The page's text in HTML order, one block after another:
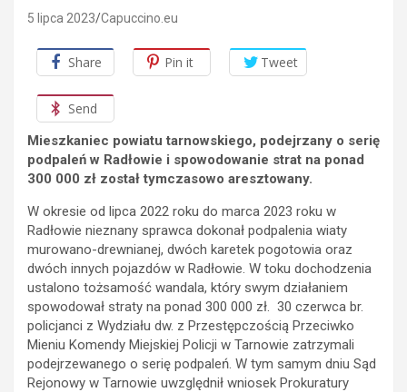
5 lipca 2023 Capuccino.eu
Share Pin it Tweet
Send
Mieszkaniec powiatu tarnowskiego, podejrzany o serię
podpaleń w Radłowie i spowodowanie strat na ponad
300 000 zł został tymczasowo aresztowany.
W okresie od lipca 2022 roku do marca 2023 roku w
Radłowie nieznany sprawca dokonał podpalenia wiaty
murowano-drewnianej, dwóch karetek pogotowia oraz
dwóch innych pojazdów w Radłowie. W toku dochodzenia
ustalono tożsamość wandala, który swym działaniem
spowodował straty na ponad 300 000 zł. 30 czerwca br.
policjanci z Wydziału dw. z Przestępczością Przeciwko
Mieniu Komendy Miejskiej Policji w Tarnowie zatrzymali
podejrzewanego o serię podpaleń. W tym samym dniu Sąd
Rejonowy w Tarnowie uwzględnił wniosek Prokuratury